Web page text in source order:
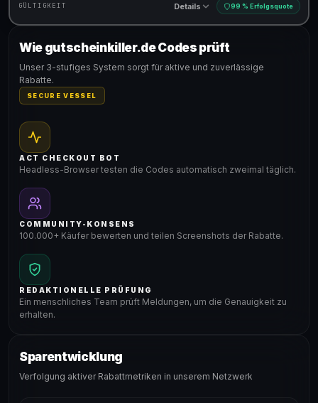
GÜLTIGKEIT Details 99 % Erfolgsquote
Gültig für teilnehmende Produkte
Wie gutscheinkiller.de Codes prüft
Unser 3-stufiges System sorgt für aktive und zuverlässige
Rabatte.
SECURE VESSEL
ACT CHECKOUT BOT
Headless-Browser testen die Codes automatisch zweimal täglich.
COMMUNITY-KONSENS
100.000+ Käufer bewerten und teilen Screenshots der Rabatte.
REDAKTIONELLE PRÜFUNG
Ein menschliches Team prüft Meldungen, um die Genauigkeit zu
erhalten.
Sparentwicklung
Verfolgung aktiver Rabattmetriken in unserem Netzwerk